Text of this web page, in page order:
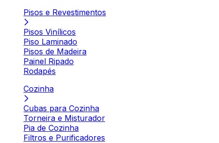
Pisos e Revestimentos
Pisos Vinílicos
Piso Laminado
Pisos de Madeira
Painel Ripado
Rodapés
Cozinha
Cubas para Cozinha
Torneira e Misturador
Pia de Cozinha
Filtros e Purificadores